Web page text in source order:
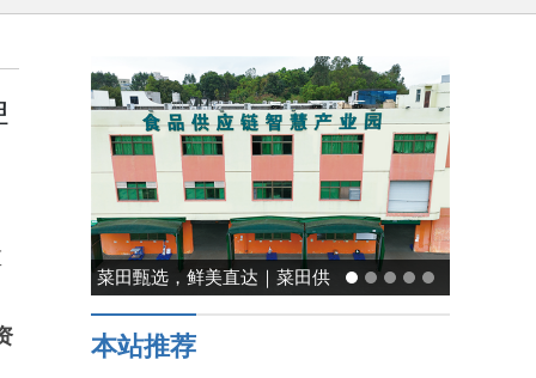
能率日式厨房美学：既要此刻
温馨，也要未来可期
本站推荐